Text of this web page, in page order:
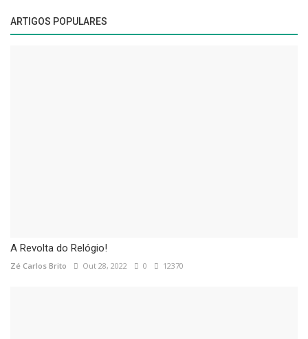
ARTIGOS POPULARES
A Revolta do Relógio!
Zé Carlos Brito Out 28, 2022 0 12370